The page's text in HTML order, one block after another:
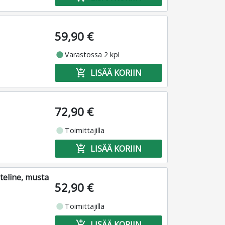
59,90 €
fiber_manual_recordVarastossa 2 kpl
add_shopping_cart LISÄÄ KORIIN
72,90 €
fiber_manual_record Toimittajilla
add_shopping_cart LISÄÄ KORIIN
musta
52,90 €
fiber_manual_record Toimittajilla